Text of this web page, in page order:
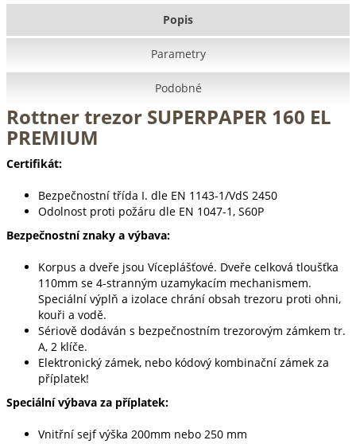
Popis
Parametry
Podobné
Rottner trezor SUPERPAPER 160 EL
PREMIUM
Certifikát:
Bezpečnostní třída I. dle EN 1143-1/VdS 2450
Odolnost proti požáru dle EN 1047-1, S60P
Bezpečnostní znaky a výbava:
Korpus a dveře jsou Víceplášťové. Dveře celková tloušťka
110mm se 4-stranným uzamykacím mechanismem.
Speciální výplň a izolace chrání obsah trezoru proti ohni,
kouři a vodě.
Sériově dodáván s bezpečnostním trezorovým zámkem tr.
A, 2 klíče.
Elektronický zámek, nebo kódový kombinační zámek za
příplatek!
Speciální výbava za příplatek:
Vnitřní sejf výška 200mm nebo 250 mm